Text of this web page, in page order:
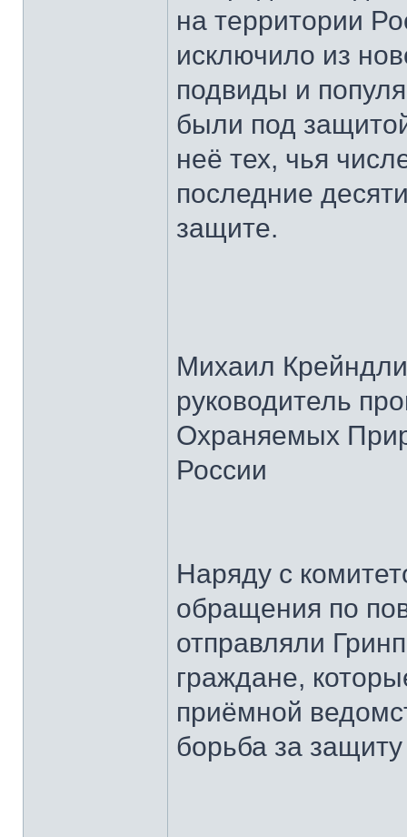
на территории
исключило из
подвиды и
были под
неё тех, чья
последние
защите.
Михаил
руководитель
Охраняемых
России
Наряду с
обращения по
отправляли
граждане,
приёмной
борьба за